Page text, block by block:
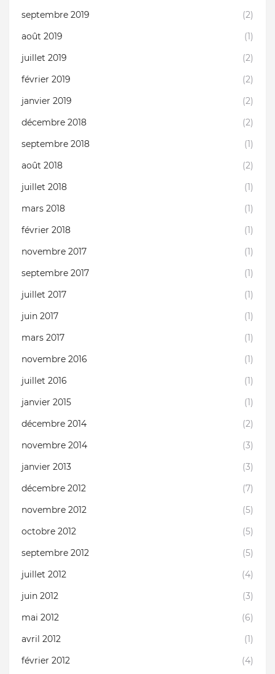
septembre 2019
(2)
août 2019
(1)
juillet 2019
(2)
février 2019
(2)
janvier 2019
(2)
décembre 2018
(2)
septembre 2018
(1)
août 2018
(2)
juillet 2018
(1)
mars 2018
(1)
février 2018
(1)
novembre 2017
(1)
septembre 2017
(1)
juillet 2017
(1)
juin 2017
(1)
mars 2017
(1)
novembre 2016
(1)
juillet 2016
(1)
janvier 2015
(1)
décembre 2014
(2)
novembre 2014
(3)
janvier 2013
(3)
décembre 2012
(7)
novembre 2012
(5)
octobre 2012
(5)
septembre 2012
(5)
juillet 2012
(4)
juin 2012
(3)
mai 2012
(6)
avril 2012
(1)
février 2012
(4)